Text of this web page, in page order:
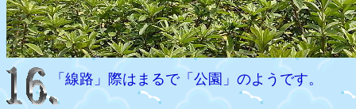
「線路」際はまるで「公園」のようです。